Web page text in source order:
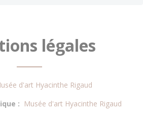
légales
d'art Hyacinthe Rigaud
: Musée d'art Hyacinthe Rigaud